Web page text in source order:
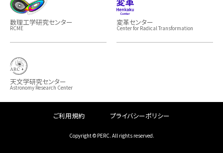
数理工学研究センター
RCME
変革センター
Center for Radical Transformation
天文学研究センター
Astronomy Research Center
ご利用規約 プライバシーポリシー
Copyright © PERC. All rights reserved.